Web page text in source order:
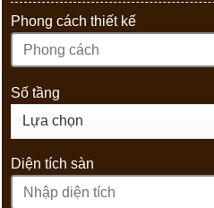
Phong cách thiết kế
Số tầng
Diện tích sàn